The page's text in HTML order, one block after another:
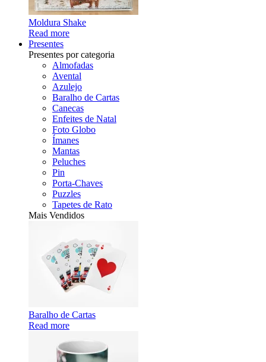
Moldura Shake
Read more
Presentes
Presentes por categoria
Almofadas
Avental
Azulejo
Baralho de Cartas
Canecas
Enfeites de Natal
Foto Globo
Ímanes
Mantas
Peluches
Pin
Porta-Chaves
Puzzles
Tapetes de Rato
Mais Vendidos
Baralho de Cartas
Read more